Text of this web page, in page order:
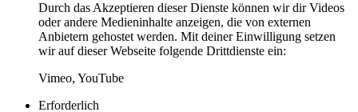
Durch das Akzeptieren dieser Dienste können wir dir Videos
oder andere Medieninhalte anzeigen, die von externen
Anbietern gehostet werden. Mit deiner Einwilligung setzen
wir auf dieser Webseite folgende Drittdienste ein:
Vimeo, YouTube
Erforderlich